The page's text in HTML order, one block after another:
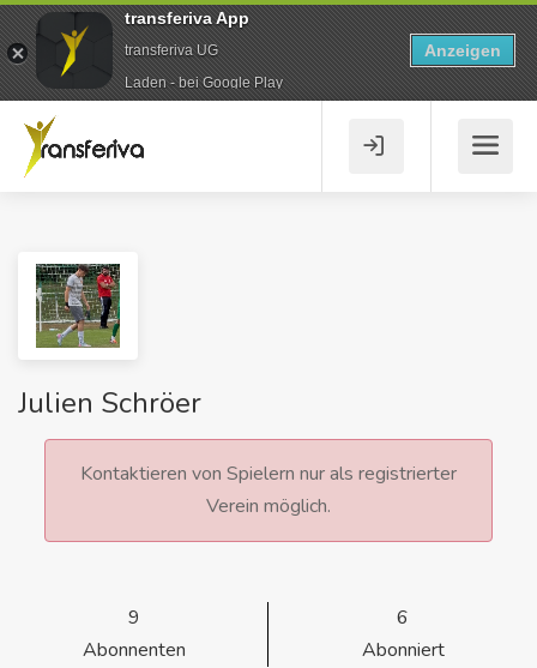
Julien Schröer
Kontaktieren von Spielern nur als registrierter
Verein möglich.
9
Abonnenten
6
Abonniert
transferiva App
transferiva UG
Laden - bei Google Play
Anzeigen